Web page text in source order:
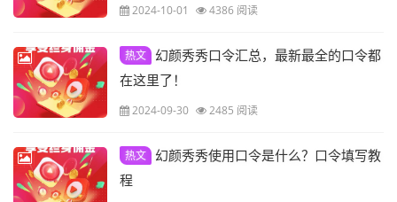
2024-10-01 4386 阅读
热文
幻颜秀秀口令汇总，最新最全的口令都
在这里了！
2024-09-30 2485 阅读
热文
幻颜秀秀使用口令是什么？口令填写教
程